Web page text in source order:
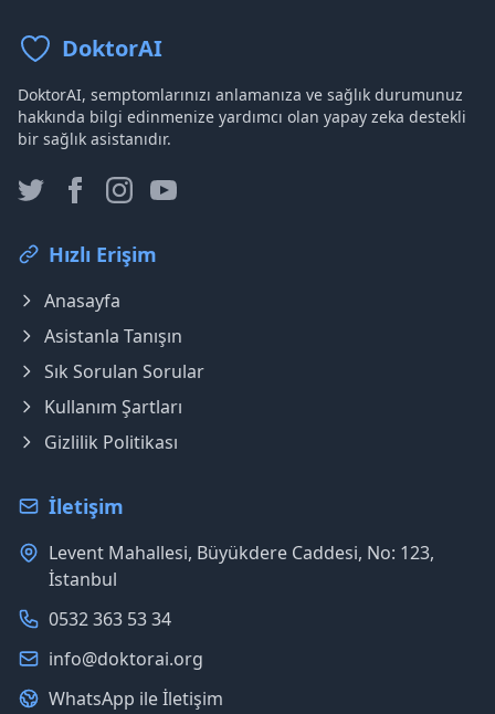
DoktorAI
DoktorAI, semptomlarınızı anlamanıza ve sağlık durumunuz
hakkında bilgi edinmenize yardımcı olan yapay zeka destekli
bir sağlık asistanıdır.
Hızlı Erişim
Anasayfa
Asistanla Tanışın
Sık Sorulan Sorular
Kullanım Şartları
Gizlilik Politikası
İletişim
Levent Mahallesi, Büyükdere Caddesi, No: 123,
İstanbul
0532 363 53 34
info@doktorai.org
WhatsApp ile İletişim